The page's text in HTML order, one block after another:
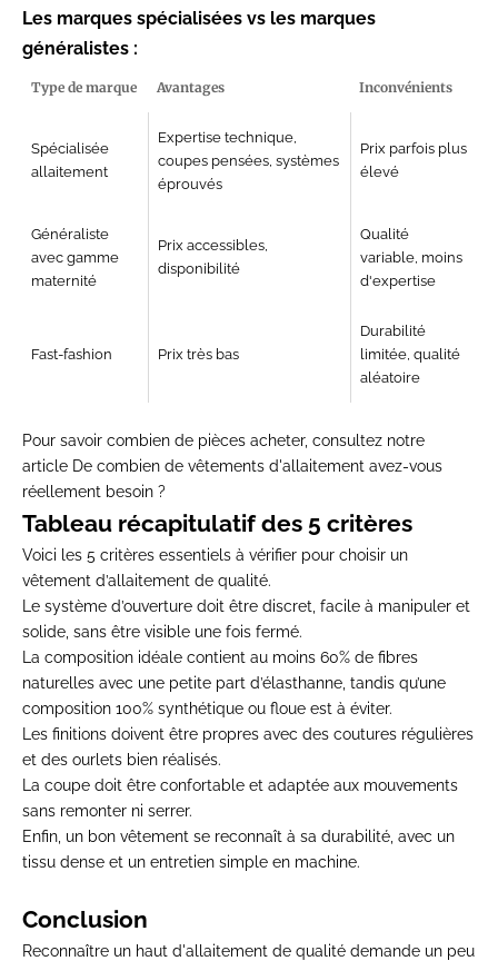
Les marques spécialisées vs les marques
généralistes :
Type de marque Avantages Inconvénients
Spécialisée
allaitement
Expertise technique,
coupes pensées, systèmes
éprouvés
Prix parfois plus
élevé
Généraliste
avec gamme
maternité
Prix accessibles,
disponibilité
Qualité
variable, moins
d'expertise
Fast-fashion Prix très bas
Durabilité
limitée, qualité
aléatoire
Pour savoir combien de pièces acheter, consultez notre
article De combien de vêtements d'allaitement avez-vous
réellement besoin ?
Tableau récapitulatif des 5 critères
Voici les 5 critères essentiels à vérifier pour choisir un
vêtement d’allaitement de qualité.
Le système d’ouverture doit être discret, facile à manipuler et
solide, sans être visible une fois fermé.
La composition idéale contient au moins 60% de fibres
naturelles avec une petite part d’élasthanne, tandis qu’une
composition 100% synthétique ou floue est à éviter.
Les finitions doivent être propres avec des coutures régulières
et des ourlets bien réalisés.
La coupe doit être confortable et adaptée aux mouvements
sans remonter ni serrer.
Enfin, un bon vêtement se reconnaît à sa durabilité, avec un
tissu dense et un entretien simple en machine.
Conclusion
Reconnaître un haut d'allaitement de qualité demande un peu